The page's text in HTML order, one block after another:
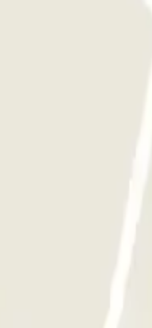
le volte che vorrai.
Madurodam